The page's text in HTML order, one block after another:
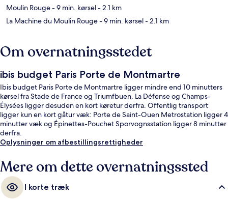
Moulin Rouge- 9 min. kørsel- 2.1 km
La Machine du Moulin Rouge- 9 min. kørsel- 2.1 km
Om overnatningsstedet
ibis budget Paris Porte de Montmartre
Ibis budget Paris Porte de Montmartre ligger mindre end 10 minutters
kørsel fra Stade de France og Triumfbuen. La Défense og Champs-
Élysées ligger desuden en kort køretur derfra. Offentlig transport
ligger kun en kort gåtur væk: Porte de Saint-Ouen Metrostation ligger 4
minutter væk og Épinettes-Pouchet Sporvognsstation ligger 8 minutter
derfra.
Oplysninger om afbestillingsrettigheder
Mere om dette overnatningssted
I korte træk